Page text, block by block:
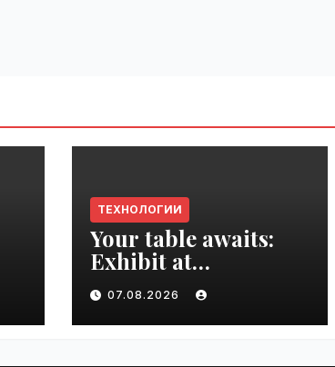
ТЕХНОЛОГИИ
Your table awaits:
Exhibit at
TechCrunch Disrupt
2026 to be seen by
thousands |
07.08.2026